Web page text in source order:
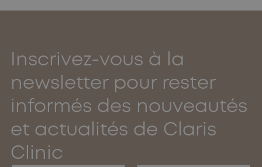
Inscrivez-vous à la
newsletter pour rester
informés des nouveautés
et actualités de Claris
Clinic